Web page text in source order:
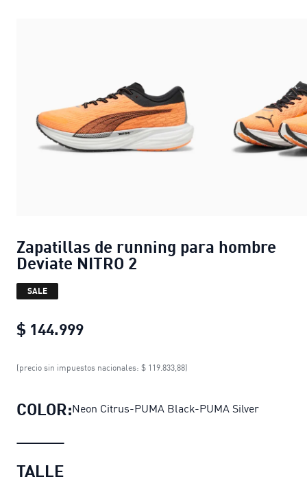
Zapatillas de running para hombre
Deviate NITRO 2
SALE
$ 144.999
Zapatillas de running para hombre
(precio sin impuestos nacionales: $ 119.833,88)
COLOR:Neon Citrus-PUMA Black-PUMA Silver
TALLE